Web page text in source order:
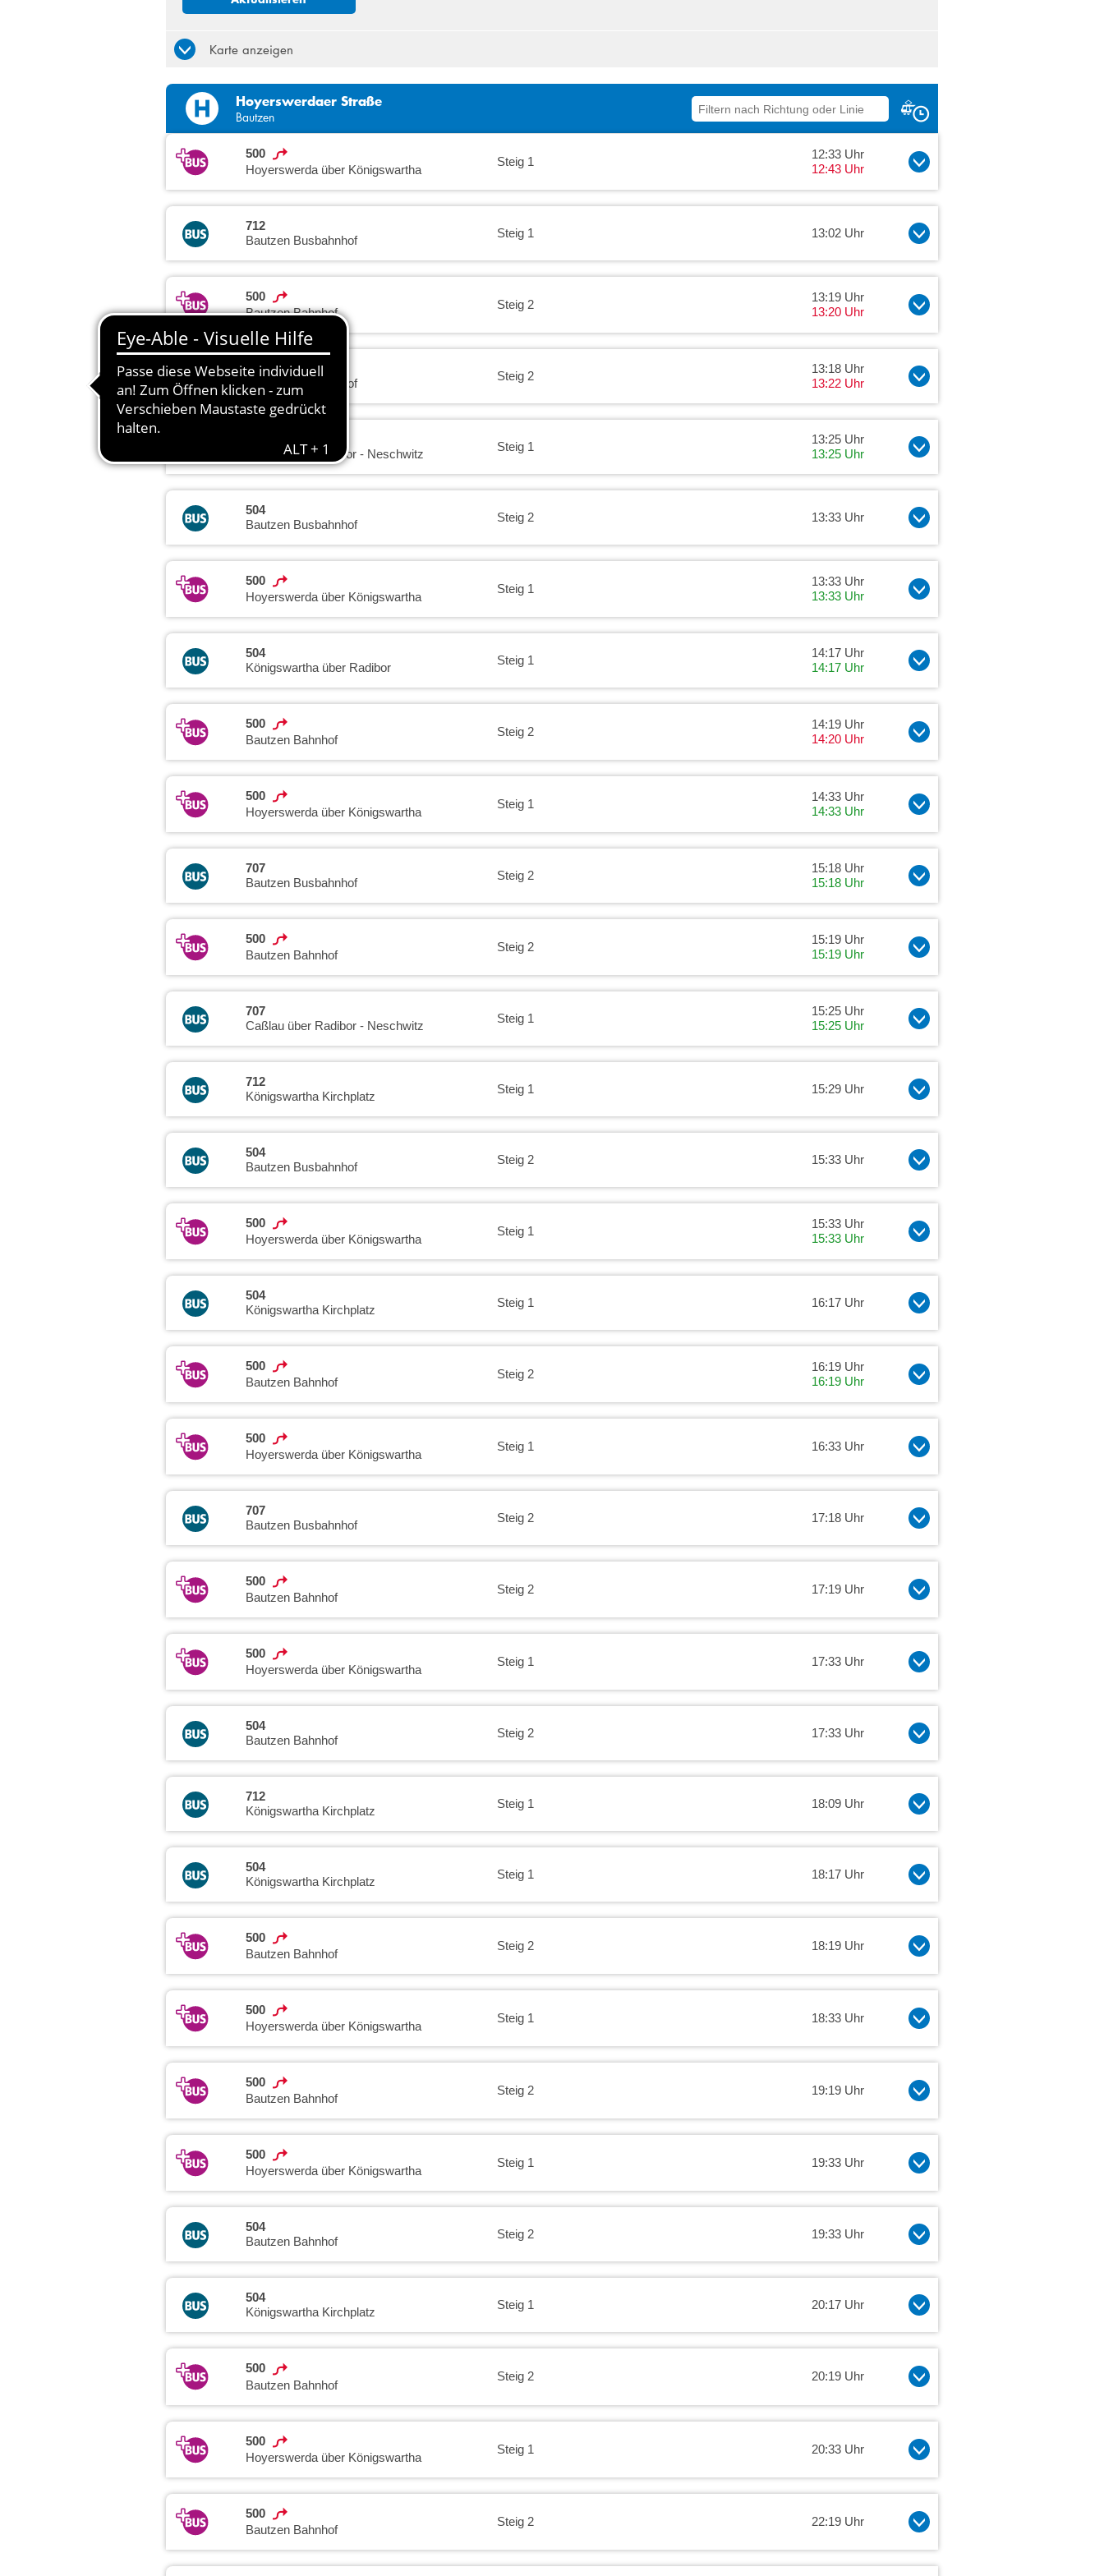
24 25 26 27 28 29 30
19:30
20:30
23:00
Karte anzeigen
Hoyerswerdaer Straße
Bautzen
500
Hoyerswerda über Königswartha
Steig 1
12:33 Uhr
12:43 Uhr
712
Bautzen Busbahnhof
Steig 1 13:02 Uhr
500
Bautzen Bahnhof
Steig 2
13:19 Uhr
13:20 Uhr
707
Bautzen Busbahnhof
Steig 2
13:18 Uhr
13:22 Uhr
Caßlau über Radibor - Neschwitz
Steig 1
13:25 Uhr
13:25 Uhr
504
Bautzen Busbahnhof
Steig 2 13:33 Uhr
500
Hoyerswerda über Königswartha
Steig 1
13:33 Uhr
13:33 Uhr
504
Königswartha über Radibor
Steig 1
14:17 Uhr
14:17 Uhr
500
Bautzen Bahnhof
Steig 2
14:19 Uhr
14:20 Uhr
500
Hoyerswerda über Königswartha
Steig 1
14:33 Uhr
14:33 Uhr
707
Bautzen Busbahnhof
Steig 2
15:18 Uhr
15:18 Uhr
500
Bautzen Bahnhof
Steig 2
15:19 Uhr
15:19 Uhr
707
Caßlau über Radibor - Neschwitz
Steig 1
15:25 Uhr
15:25 Uhr
712
Königswartha Kirchplatz
Steig 1 15:29 Uhr
504
Bautzen Busbahnhof
Steig 2 15:33 Uhr
500
Hoyerswerda über Königswartha
Steig 1
15:33 Uhr
15:33 Uhr
504
Königswartha Kirchplatz
Steig 1 16:17 Uhr
500
Bautzen Bahnhof
Steig 2
16:19 Uhr
16:19 Uhr
500
Hoyerswerda über Königswartha
Steig 1 16:33 Uhr
707
Bautzen Busbahnhof
Steig 2 17:18 Uhr
500
Bautzen Bahnhof
Steig 2 17:19 Uhr
500
Hoyerswerda über Königswartha
Steig 1 17:33 Uhr
504
Bautzen Bahnhof
Steig 2 17:33 Uhr
712
Königswartha Kirchplatz
Steig 1 18:09 Uhr
504
Königswartha Kirchplatz
Steig 1 18:17 Uhr
500
Bautzen Bahnhof
Steig 2 18:19 Uhr
500
Hoyerswerda über Königswartha
Steig 1 18:33 Uhr
500
Bautzen Bahnhof
Steig 2 19:19 Uhr
500
Hoyerswerda über Königswartha
Steig 1 19:33 Uhr
504
Bautzen Bahnhof
Steig 2 19:33 Uhr
504
Königswartha Kirchplatz
Steig 1 20:17 Uhr
500
Bautzen Bahnhof
Steig 2 20:19 Uhr
500
Hoyerswerda über Königswartha
Steig 1 20:33 Uhr
500
Bautzen Bahnhof
Steig 2 22:19 Uhr